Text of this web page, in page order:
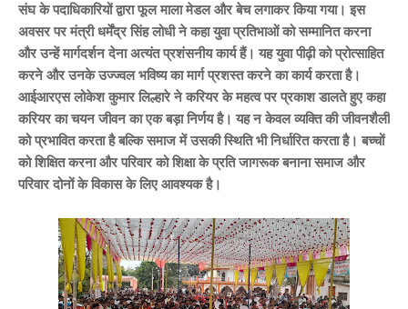
संघ के पदाधिकारियों द्वारा फूल माला मेडल और बेच लगाकर किया गया। इस
अवसर पर मंत्री धर्मेंद्र सिंह लोधी ने कहा युवा प्रतिभाओं को सम्मानित करना
और उन्हें मार्गदर्शन देना अत्यंत प्रशंसनीय कार्य हैं। यह युवा पीढ़ी को प्रोत्साहित
करने और उनके उज्ज्वल भविष्य का मार्ग प्रशस्त करने का कार्य करता है।
आईआरएस लोकेश कुमार लिल्हारे ने करियर के महत्व पर प्रकाश डालते हुए कहा
करियर का चयन जीवन का एक बड़ा निर्णय है। यह न केवल व्यक्ति की जीवनशैली
को प्रभावित करता है बल्कि समाज में उसकी स्थिति भी निर्धारित करता है। बच्चों
को शिक्षित करना और परिवार को शिक्षा के प्रति जागरूक बनाना समाज और
परिवार दोनों के विकास के लिए आवश्यक है।